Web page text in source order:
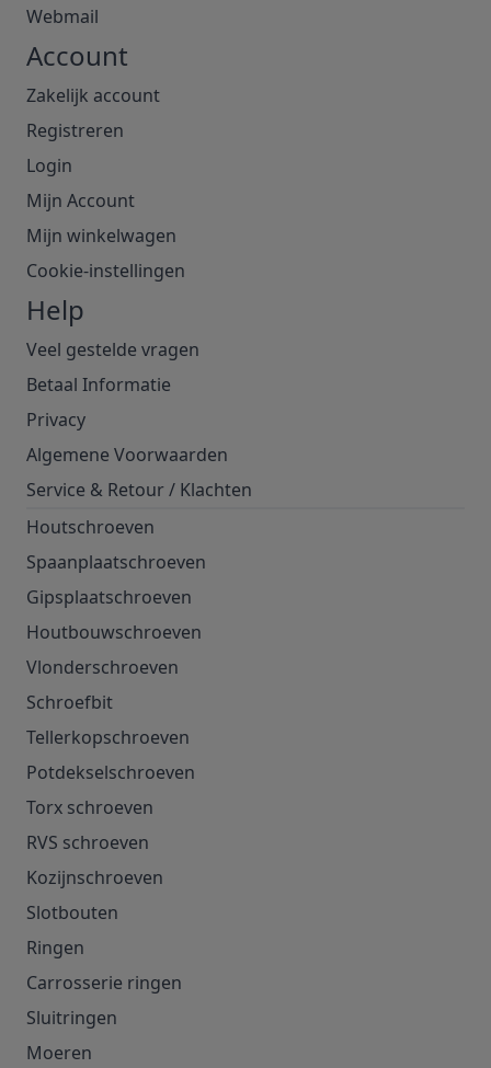
Webmail
Account
Zakelijk account
Registreren
Login
Mijn Account
Mijn winkelwagen
Cookie-instellingen
Help
Veel gestelde vragen
Betaal Informatie
Privacy
Algemene Voorwaarden
Service & Retour/ Klachten
Houtschroeven
Spaanplaatschroeven
Gipsplaatschroeven
Houtbouwschroeven
Vlonderschroeven
Schroefbit
Tellerkopschroeven
Potdekselschroeven
Torx schroeven
RVS schroeven
Kozijnschroeven
Slotbouten
Ringen
Carrosserie ringen
Sluitringen
Moeren